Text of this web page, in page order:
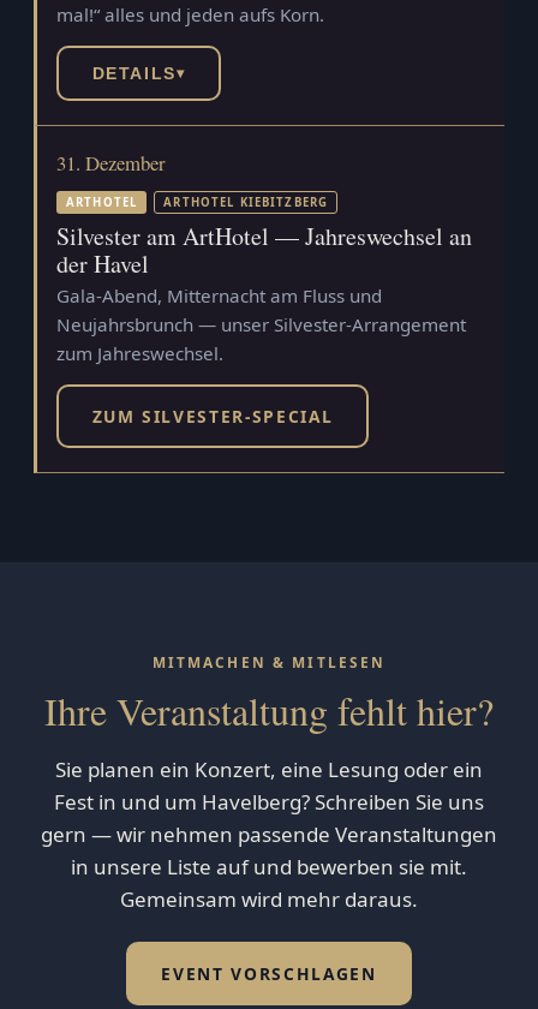
mal!“ alles und jeden aufs Korn.
DETAILS▾
31. Dezember
ARTHOTEL ARTHOTEL KIEBITZBERG
Silvester am ArtHotel — Jahreswechsel an
der Havel
Gala-Abend, Mitternacht am Fluss und
Neujahrsbrunch — unser Silvester-Arrangement
zum Jahreswechsel.
ZUM SILVESTER-SPECIAL
MITMACHEN & MITLESEN
Ihre Veranstaltung fehlt hier?
Sie planen ein Konzert, eine Lesung oder ein
Fest in und um Havelberg? Schreiben Sie uns
gern — wir nehmen passende Veranstaltungen
in unsere Liste auf und bewerben sie mit.
Gemeinsam wird mehr daraus.
EVENT VORSCHLAGEN